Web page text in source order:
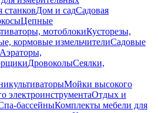
станковДом и садСадовая
Цепные
мотоблокиКусторезы,
кормовые измельчителиСадовые
Аэраторы,
ДровоколыСеялки,
Мойки высокого
электроинструментаОтдых и
бассейныКомплекты мебели для